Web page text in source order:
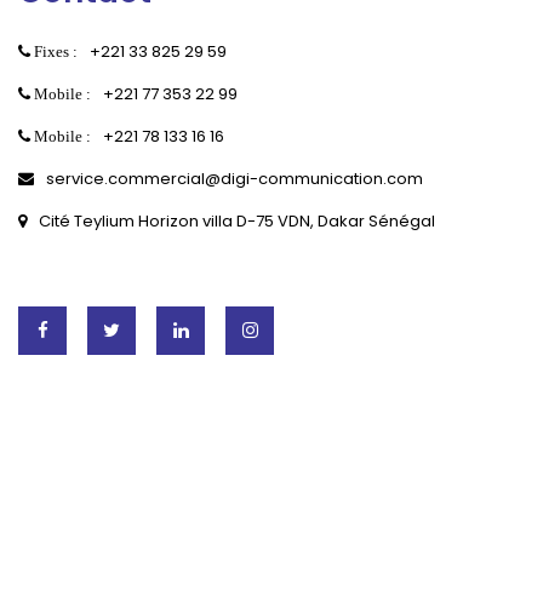
Fixes : +221 33 825 29 59
Mobile : +221 77 353 22 99
Mobile :
+221 78 133 16 16
service.commercial@digi-communication.com
Cité Teylium Horizon villa D-75 VDN, Dakar Sénégal